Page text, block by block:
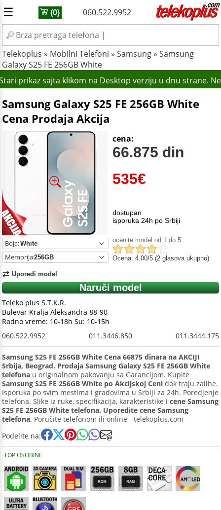
☰ (0) 060.522.9952
Telekoplus » Mobilni Telefoni » Samsung» Samsung
Galaxy S25 FE 256GB White
prikaz sajta klikom na Desktop verziju u dnu strane.
Samsung Galaxy S25 FE 256GB White
Cena Prodaja Akcija
Boja:
Memorija:
Uporedi model
535€
cena:
66.875 din
dostupan
isporuka 24h po Srbiji
ocenite model od 1 do 5
Ocena: 4.00/5 (2 glasova ukupno)
Naruči model
Teleko plus S.T.K.R.
Bulevar Kralja Aleksandra 88-90
Radno vreme: 10-18h Su: 10-15h
060.522.9952
011.3446.850 011.3444.175
Samsung S25 FE 256GB White Cena 66875 dinara na AKCIJI
Srbija, Beograd. Prodaja Samsung Galaxy S25 FE 256GB White
telefona u originalnom pakovanju sa Garancijom. Kupite
Samsung S25 FE 256GB White po Akcijskoj Ceni dok traju zalihe.
Isporuka po svim mestima i gradovima u Srbiji za 24h. Poredjenje
telefona. Slike iz ruke, specifikacija, karakteristike i cene Samsung
S25 FE 256GB White telefona. Uporedite cene Samsung
telefona. Poručite telefonom ili online - telekoplus.com
Podelite na:
TOP OSOBINE